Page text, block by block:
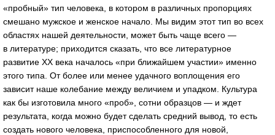
«пробный» тип человека, в котором в различных пропорциях
смешано мужское и женское начало. Мы видим этот тип во всех
областях нашей деятельности, может быть чаще всего —
в литературе; приходится сказать, что все литературное
развитие XX века началось «при ближайшем участии» именно
этого типа. От более или менее удачного воплощения его
зависит наше колебание между величием и упадком. Культура
как бы изготовила много «проб», сотни образцов — и ждет
результата, когда можно будет сделать средний вывод, то есть
создать нового человека, приспособленного для новой,